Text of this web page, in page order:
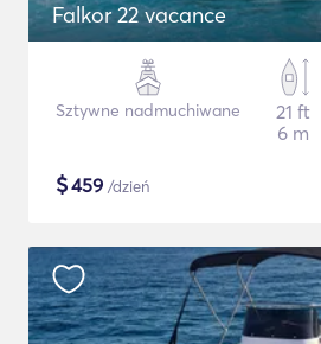
Falkor 22 vacance
Sztywne nadmuchiwane
21 ft
6 m
$459 /dzień